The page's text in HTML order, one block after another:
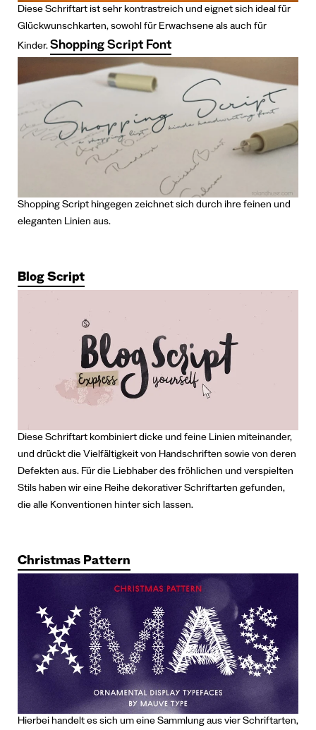
Diese Schriftart ist sehr kontrastreich und eignet sich ideal für
Glückwunschkarten, sowohl für Erwachsene als auch für
Kinder.Shopping Script Font
Shopping Script hingegen zeichnet sich durch ihre feinen und
eleganten Linien aus.
Blog Script
Diese Schriftart kombiniert dicke und feine Linien miteinander,
und drückt die Vielfältigkeit von Handschriften sowie von deren
Defekten aus. Für die Liebhaber des fröhlichen und verspielten
Stils haben wir eine Reihe dekorativer Schriftarten gefunden,
die alle Konventionen hinter sich lassen.
Christmas Pattern
Hierbei handelt es sich um eine Sammlung aus vier Schriftarten,